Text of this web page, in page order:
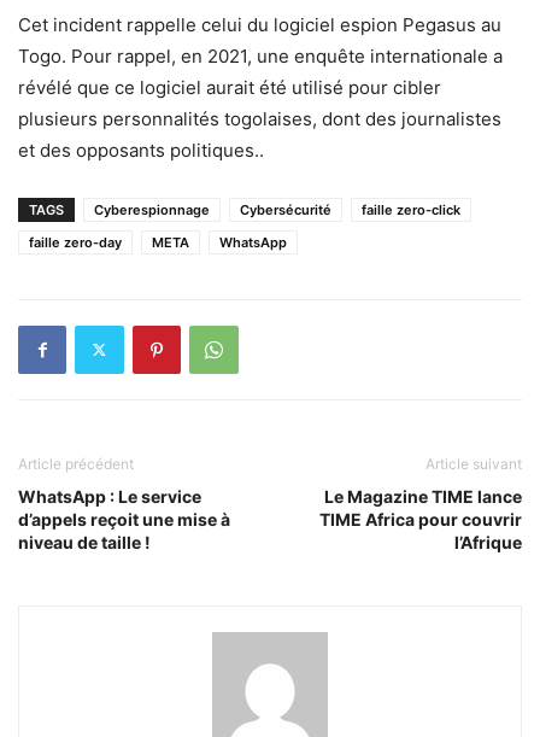
Cet incident rappelle celui du logiciel espion Pegasus au
Togo. Pour rappel, en 2021, une enquête internationale a
révélé que ce logiciel aurait été utilisé pour cibler
plusieurs personnalités togolaises, dont des journalistes
et des opposants politiques..
TAGS Cyberespionnage Cybersécurité
faille zero-click
faille zero-day
META WhatsApp
Article précédent
WhatsApp : Le service
d’appels reçoit une mise à
niveau de taille !
Article suivant
Le Magazine TIME lance
TIME Africa pour couvrir
l’Afrique